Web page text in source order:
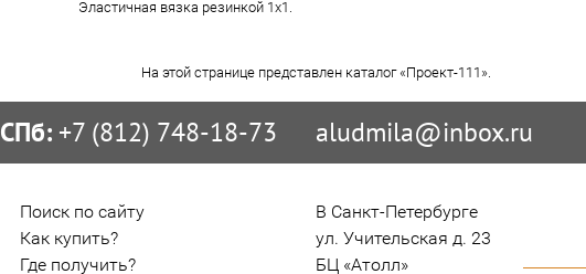
Эластичная вязка резинкой 1x1.
На этой странице представлен каталог «Проект-111».
СПб: +7 (812) 748-18-73 aludmila@inbox.ru
Поиск по сайту
Как купить?
Где получить?
В Санкт-Петербурге
ул. Учительская д. 23
БЦ «Атолл»